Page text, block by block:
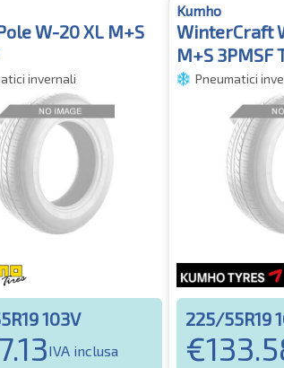
W-20 XL M+S
invernali
103V
IVA inclusa
Kumho
WinterCraft
M+S 3PMSF
Pneumatici
225/55R19
€